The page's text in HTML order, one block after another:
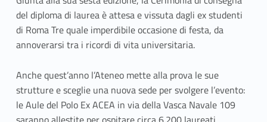
m
o
n
i
del diploma di laurea è attesa e vissuta dagli ex studenti
di Roma Tre quale imperdibile occasione di festa, da
annoverarsi tra i ricordi di vita universitaria.
Anche quest’anno l’Ateneo mette alla prova le sue
strutture e sceglie una nuova sede per svolgere l’evento:
le Aule del Polo Ex ACEA in via della Vasca Navale 109